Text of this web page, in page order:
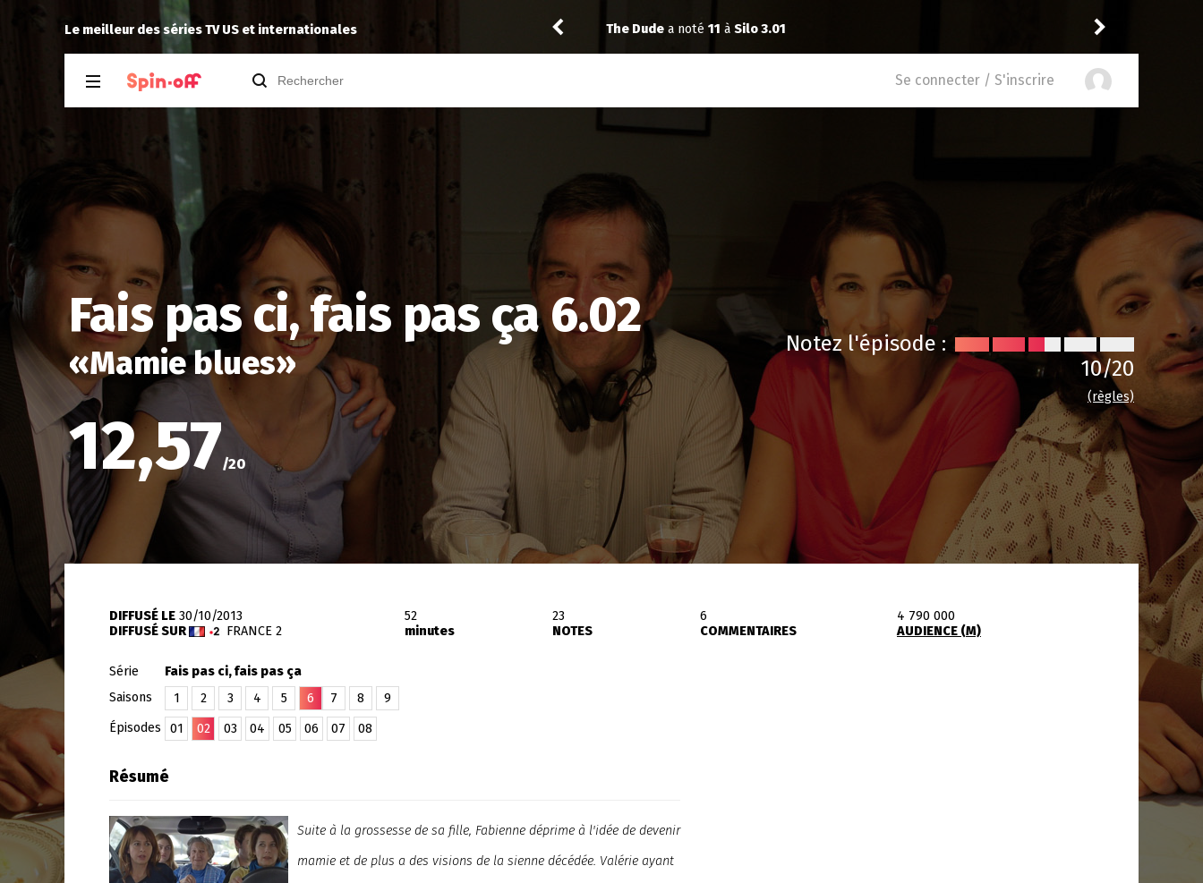
Le meilleur des séries TV US et internationales
Reiseia noté12 àParks and Recreation 3.05 The Dude a noté 11 à Silo 3.01 a noté
Se connecter / S'inscrire
Fais pas ci, fais pas ça 6.02
«Mamie blues»
12,57/20
Notez l'épisode :
10/20
(règles)
DIFFUSÉ LE 30/10/2013
DIFFUSÉ SUR
FRANCE 2
52
minutes
23
NOTES
6
COMMENTAIRES
4 790 000
AUDIENCE (M)
Série
Fais pas ci, fais pas ça
Saisons
1 2 3 4 5 6 7 8
9
Épisodes
01 02 03 04 05 06 07 08
Résumé
Suite à la grossesse de sa fille, Fabienne déprime à l'idée de devenir
mamie et de plus a des visions de la sienne décédée. Valérie ayant